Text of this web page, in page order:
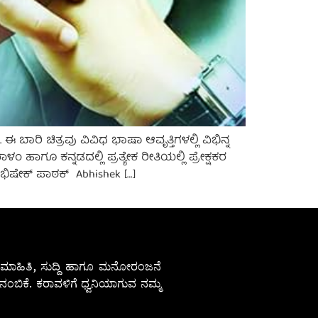
ಬಾರಿ ಚಿತ್ರವು ವಿವಿಧ ಭಾಷಾ ಆವೃತ್ತಿಗಳಲ್ಲಿ ವಿಭಿನ್ನ
ಕನ್ನಡದಲ್ಲಿ ಪ್ರತ್ಯೇಕ ರೀತಿಯಲ್ಲಿ ಪ್ರೇಕ್ಷಕರ
ಪಾಠಕ್ Abhishek […]
ಮಾಹಿತಿ, ಸುದ್ದಿ ಹಾಗೂ ಮನೋರಂಜನೆ
ಕರಾವಳಿಗೆ ಧ್ವನಿಯಾಗುವ ನಮ್ಮ